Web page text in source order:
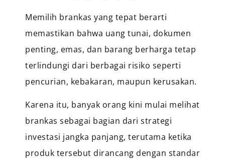
Memilih brankas yang tepat berarti
memastikan bahwa uang tunai, dokumen
penting, emas, dan barang berharga tetap
terlindungi dari berbagai risiko seperti
pencurian, kebakaran, maupun kerusakan.
Karena itu, banyak orang kini mulai melihat
brankas sebagai bagian dari strategi
investasi jangka panjang, terutama ketika
produk tersebut dirancang dengan standar